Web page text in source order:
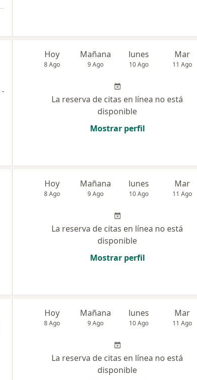
·
Hoy
8 Ago
Mañana
9 Ago
lunes
10 Ago
Mar
11 Ago
La reserva de citas en línea no está
disponible
Mostrar perfil
Hoy
8 Ago
Mañana
9 Ago
lunes
10 Ago
Mar
11 Ago
La reserva de citas en línea no está
disponible
Mostrar perfil
Hoy
8 Ago
Mañana
9 Ago
lunes
10 Ago
Mar
11 Ago
La reserva de citas en línea no está
disponible